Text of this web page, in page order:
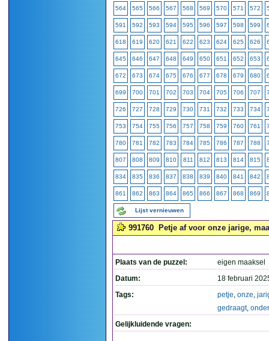
564 565 566 567 568 569 570 571 572
591 592 593 594 595 596 597 598 599
618 619 620 621 622 623 624 625 626
645 646 647 648 649 650 651 652 653
672 673 674 675 676 677 678 679 680
699 700 701 702 703 704 705 706 707
726 727 728 729 730 731 732 733 734
753 754 755 756 757 758 759 760 761
780 781 782 783 784 785 786 787 788
807 808 809 810 811 812 813 814 815
834 835 836 837 838 839 840 841 842
861 862 863 864 865 866 867 868 869
Lijst vernieuwen
991760 Petje af voor onze jarige,
Plaats van de puzzel:
eigen maaksel
Datum:
18 februari
Tags:
petje, onze,
gedraagt,
Gelijkluidende vragen: